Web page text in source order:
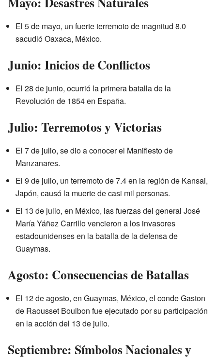
El 5 de mayo, un fuerte terremoto de magnitud 8.0
sacudió Oaxaca, México.
Junio: Inicios de Conflictos
El 28 de junio, ocurrió la primera batalla de la
Revolución de 1854 en España.
Julio: Terremotos y Victorias
El 7 de julio, se dio a conocer el Manifiesto de
Manzanares.
El 9 de julio, un terremoto de 7.4 en la región de Kansai,
Japón, causó la muerte de casi mil personas.
El 13 de julio, en México, las fuerzas del general José
María Yáñez Carrillo vencieron a los invasores
estadounidenses en la batalla de la defensa de
Guaymas.
Agosto: Consecuencias de Batallas
El 12 de agosto, en Guaymas, México, el conde Gaston
de Raousset Boulbon fue ejecutado por su participación
en la acción del 13 de julio.
Septiembre: Símbolos Nacionales y